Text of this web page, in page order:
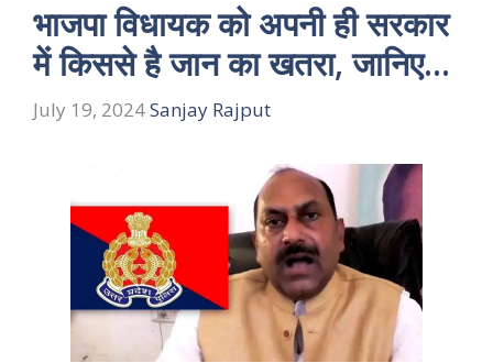
भाजपा विधायक को अपनी ही सरकार
में किससे है जान का खतरा, जानिए…
July 19, 2024Sanjay Rajput